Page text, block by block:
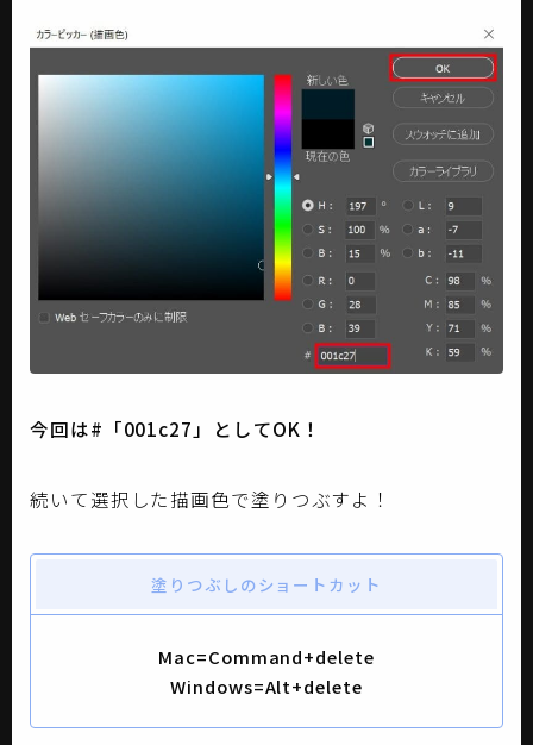
今回は#「001c27」としてOK！
続いて選択した描画色で塗りつぶすよ！
塗りつぶしのショートカット
Mac=Command+delete
Windows=Alt+delete